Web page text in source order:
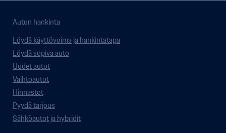
Auton hankinta
Löydä käyttövoima ja hankintatapa
Löydä sopiva auto
Uudet autot
Vaihtoautot
Hinnastot
Pyydä tarjous
Sähköautot ja hybridit